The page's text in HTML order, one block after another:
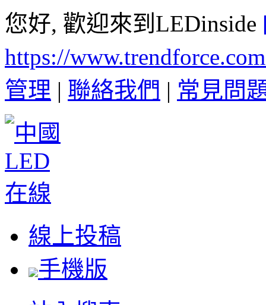
您好, 歡迎來到LEDinside
https://
管理 | 聯絡我們 | 常見問
線上投稿
手機版